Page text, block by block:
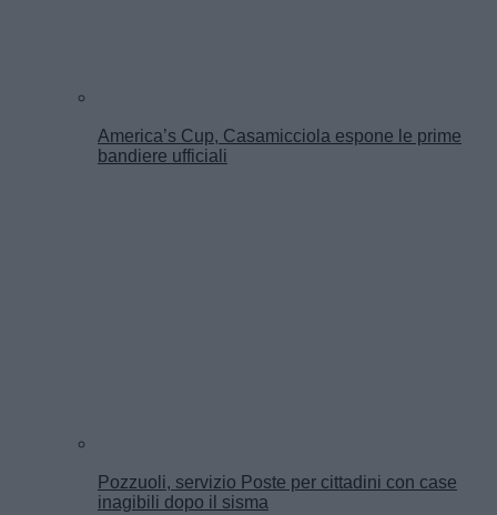
America’s Cup, Casamicciola espone le prime
bandiere ufficiali
Pozzuoli, servizio Poste per cittadini con case
inagibili dopo il sisma